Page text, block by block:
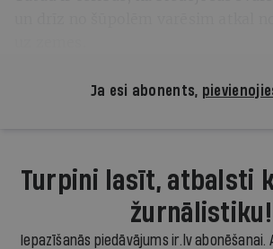
Ja esi abonents,
Turpini lasīt, atbalsti
žurnālistiku!
Iepazīšanās piedāvājums ir.lv